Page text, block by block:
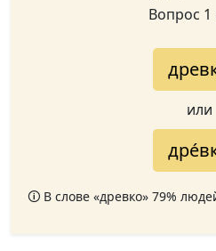
Вопрос 1
или
🛈 В слове «древко» 79%